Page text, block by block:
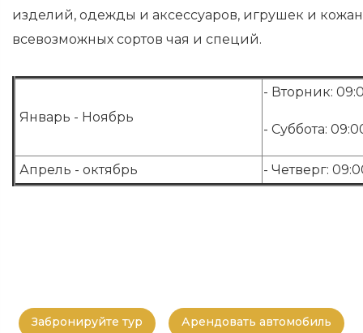
изделий, одежды и аксессуаров, игрушек и
всевозможных сортов чая и специй.
Январь - Ноябрь
- Вторник:
- Суббота:
Апрель - октябрь - Четверг:
Забронируйте тур Арендовать автомобиль